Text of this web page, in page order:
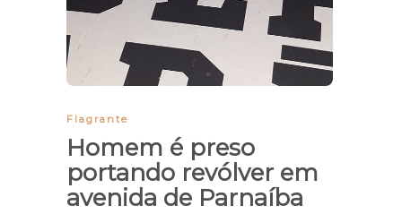
Flagrante
Homem é preso
portando revólver em
avenida de Parnaíba